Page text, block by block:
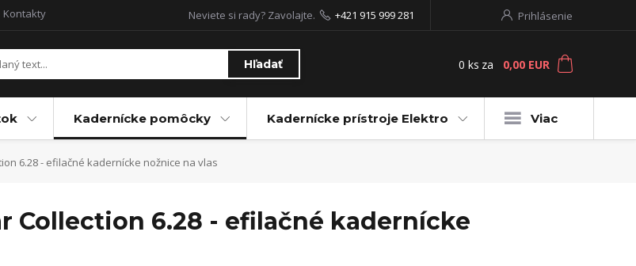
Kontakty Prihlásenie
Hľadať
Neviete si rady? Zavolajte. +421 915 999 281
0 ks za 0,00 EUR
Kadernícke pomôcky Kadernícke prístroje Elektro Viac
6.28 - efilačné kadernícke nožnice na vlas
Collection 6.28 - efilačné kadernícke